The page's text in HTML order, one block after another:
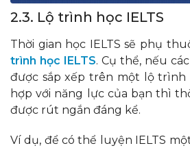
2.3. Lộ trình học IELTS
Thời gian học IELTS sẽ phụ
trình học IELTS. Cụ thể, nếu
được sắp xếp trên một lộ trình
hợp với năng lực của bạn thì
được rút ngắn đáng kể.
Ví dụ, để có thể luyện IELTS